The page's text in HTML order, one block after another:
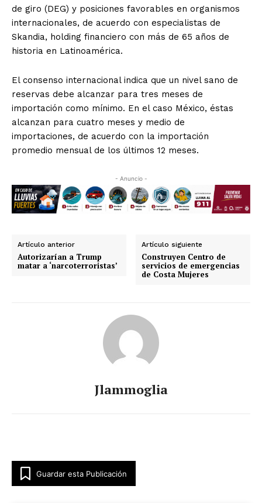
de giro (DEG) y posiciones favorables en organismos
internacionales, de acuerdo con especialistas de
Skandia, holding financiero con más de 65 años de
historia en Latinoamérica.
El consenso internacional indica que un nivel sano de
reservas debe alcanzar para tres meses de
importación como mínimo. En el caso México, éstas
alcanzan para cuatro meses y medio de
importaciones, de acuerdo con la importación
promedio mensual de los últimos 12 meses.
- Anuncio -
Artículo anterior
Autorizarían a Trump
matar a ‘narcoterroristas’
Artículo siguiente
Construyen Centro de
servicios de emergencias
de Costa Mujeres
Jlammoglia
Guardar esta Publicación